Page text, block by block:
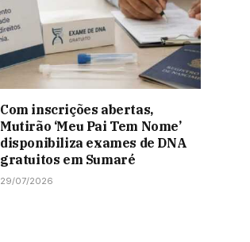
Com inscrições abertas,
Mutirão ‘Meu Pai Tem Nome’
disponibiliza exames de DNA
gratuitos em Sumaré
29/07/2026